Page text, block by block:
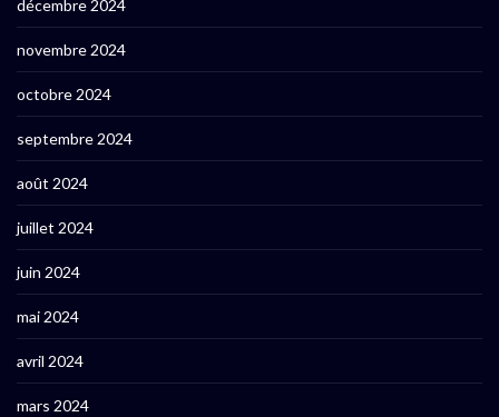
décembre 2024
novembre 2024
octobre 2024
septembre 2024
août 2024
juillet 2024
juin 2024
mai 2024
avril 2024
mars 2024